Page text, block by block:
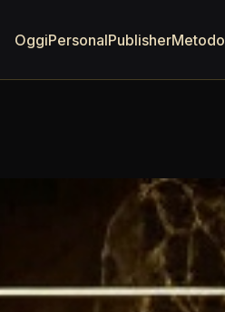
OggiPersonalPublisherMetodo